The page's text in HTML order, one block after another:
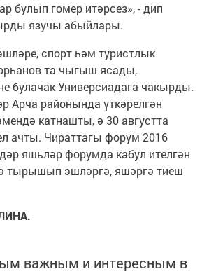
булып гомер итәрсез», - дип
язучы абыйлары.
спорт һәм туристлык
та чыгыш ясады,
булачак Универсиадага чакырды.
Арча районында үткәрелгән
катнашты, ә 30 августта
ачты. Чираттагы форум 2016
яшьләр форумда кабул ителгән
тырышып эшләргә, яшәргә тиеш
важным и интересным в